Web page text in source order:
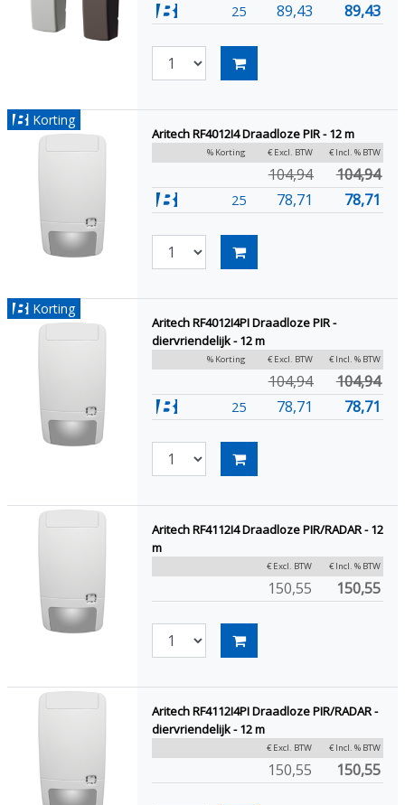
25 89,43 89,43
Korting
Aritech RF4012I4 Draadloze PIR - 12 m
% Korting € Excl. BTW € Incl. % BTW
104,94 104,94
25 78,71 78,71
Korting
Aritech RF4012I4PI Draadloze PIR -
diervriendelijk - 12 m
% Korting € Excl. BTW € Incl. % BTW
104,94 104,94
25 78,71 78,71
Aritech RF4112I4 Draadloze PIR/RADAR - 12
m
€ Excl. BTW € Incl. % BTW
150,55 150,55
Aritech RF4112I4PI Draadloze PIR/RADAR -
diervriendelijk - 12 m
€ Excl. BTW € Incl. % BTW
150,55 150,55